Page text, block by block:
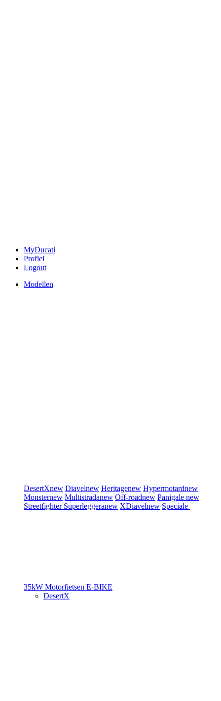
MyDucati
Profiel
Logout
Modellen
DesertXnew Diavelnew Heritagenew Hypermotardnew
Monsternew Multistradanew Off-roadnew Panigale new
Streetfighter Superleggeranew XDiavelnew Speciale
35kW Motorfietsen E-BIKE
DesertX